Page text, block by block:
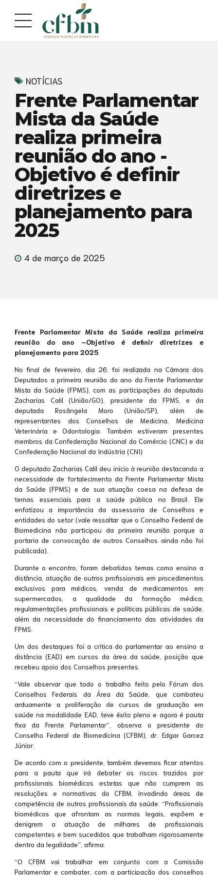
conteúdo
navegação
NOTÍCIAS
Frente Parlamentar
Mista da Saúde
realiza primeira
reunião do ano -
Objetivo é definir
diretrizes e
planejamento para
2025
4 de março de 2025
Frente Parlamentar Mista da Saúde realiza primeira
reunião do ano –Objetivo é definir diretrizes e
planejamento para 2025
No final de fevereiro, dia 26, foi realizada na Câmara dos
Deputados a primeira reunião do ano da Frente Parlamentar
Mista da Saúde (FPMS), com as participações do deputado
Zacharias Calil (União/GO), presidente da FPMS, e da
deputada Rosângela Moro (União/SP), além de
representantes dos Conselhos de Medicina, Medicina
Veterinária e Odontologia. Também estiveram presentes
membros da Confederação Nacional do Comércio (CNC) e da
Confederação Nacional da Indústria (CNI)
O deputado Zacharias Calil deu início à reunião destacando a
necessidade de fortalecimento da Frente Parlamentar Mista
da Saúde (FPMS) e de sua atuação coesa na defesa de
temas essenciais para a saúde pública no Brasil. Ele
enfatizou a importância da assessoria de Conselhos e
entidades do setor (vale ressaltar que o Conselho Federal de
Biomedicina não participou da primeira reunião porque a
portaria de convocação de outros Conselhos ainda não foi
publicada).
Durante o encontro, foram debatidos temas como ensino a
distância, atuação de outros profissionais em procedimentos
exclusivos para médicos, venda de medicamentos em
supermercados, a qualidade da formação médica,
regulamentações profissionais e políticas públicas de saúde,
além da necessidade do financiamento das atividades da
FPMS.
Um dos destaques foi a crítica do parlamentar ao ensino a
distância (EAD) em cursos da área da saúde, posição que
recebeu apoio dos Conselhos presentes.
“Vale observar que todo o trabalho feito pelo Fórum dos
Conselhos Federais da Área da Saúde, que combateu
arduamente a proliferação de cursos de graduação em
saúde na modalidade EAD, teve êxito pleno e agora é pauta
fixa da Frente Parlamentar”, observa o presidente do
Conselho Federal de Biomedicina (CFBM), dr. Edgar Garcez
Júnior.
De acordo com o presidente, também devemos ficar atentos
para a pauta que irá debater os riscos trazidos por
profissionais biomédicos estetas que não cumprem as
resoluções e normativas do CFBM, invadindo áreas de
competência de outros profissionais da saúde. “Profissionais
biomédicos que afrontam as normas legais, expõem e
denigrem a atuação de milhares de profissionais
competentes e bem sucedidos que trabalham rigorosamente
dentro da legalidade”, afirma.
“O CFBM vai trabalhar em conjunto com a Comissão
Parlamentar e combater, com a participação dos conselhos